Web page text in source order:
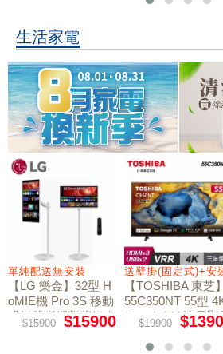
生活家電
禮
單純配送無安裝
【LG 樂金】32型 H
oMIE機 Pro 3S 移動
式智慧聯網螢幕組｜
單純配送
$15900 $15900
送壁掛(固定式)+安
【TOSHIBA 東芝】
55C350NT 55型
Google TV 液晶顯
器｜含壁掛(固定
+安裝
$19900